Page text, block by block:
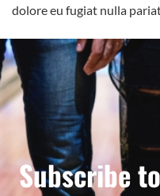
dolore eu fugiat nulla
Subscribe